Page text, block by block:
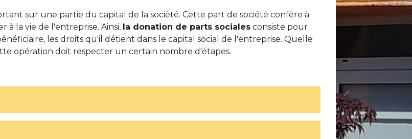
sur une partie du capital de la société. Cette part de société confère à
à la vie de l'entreprise. Ainsi, la donation de parts sociales consiste pour
les droits qu'il détient dans le capital social de l'entreprise. Quelle
opération doit respecter un certain nombre d'étapes.